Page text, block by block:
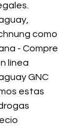
como
- Compre
línea
GNC
estas